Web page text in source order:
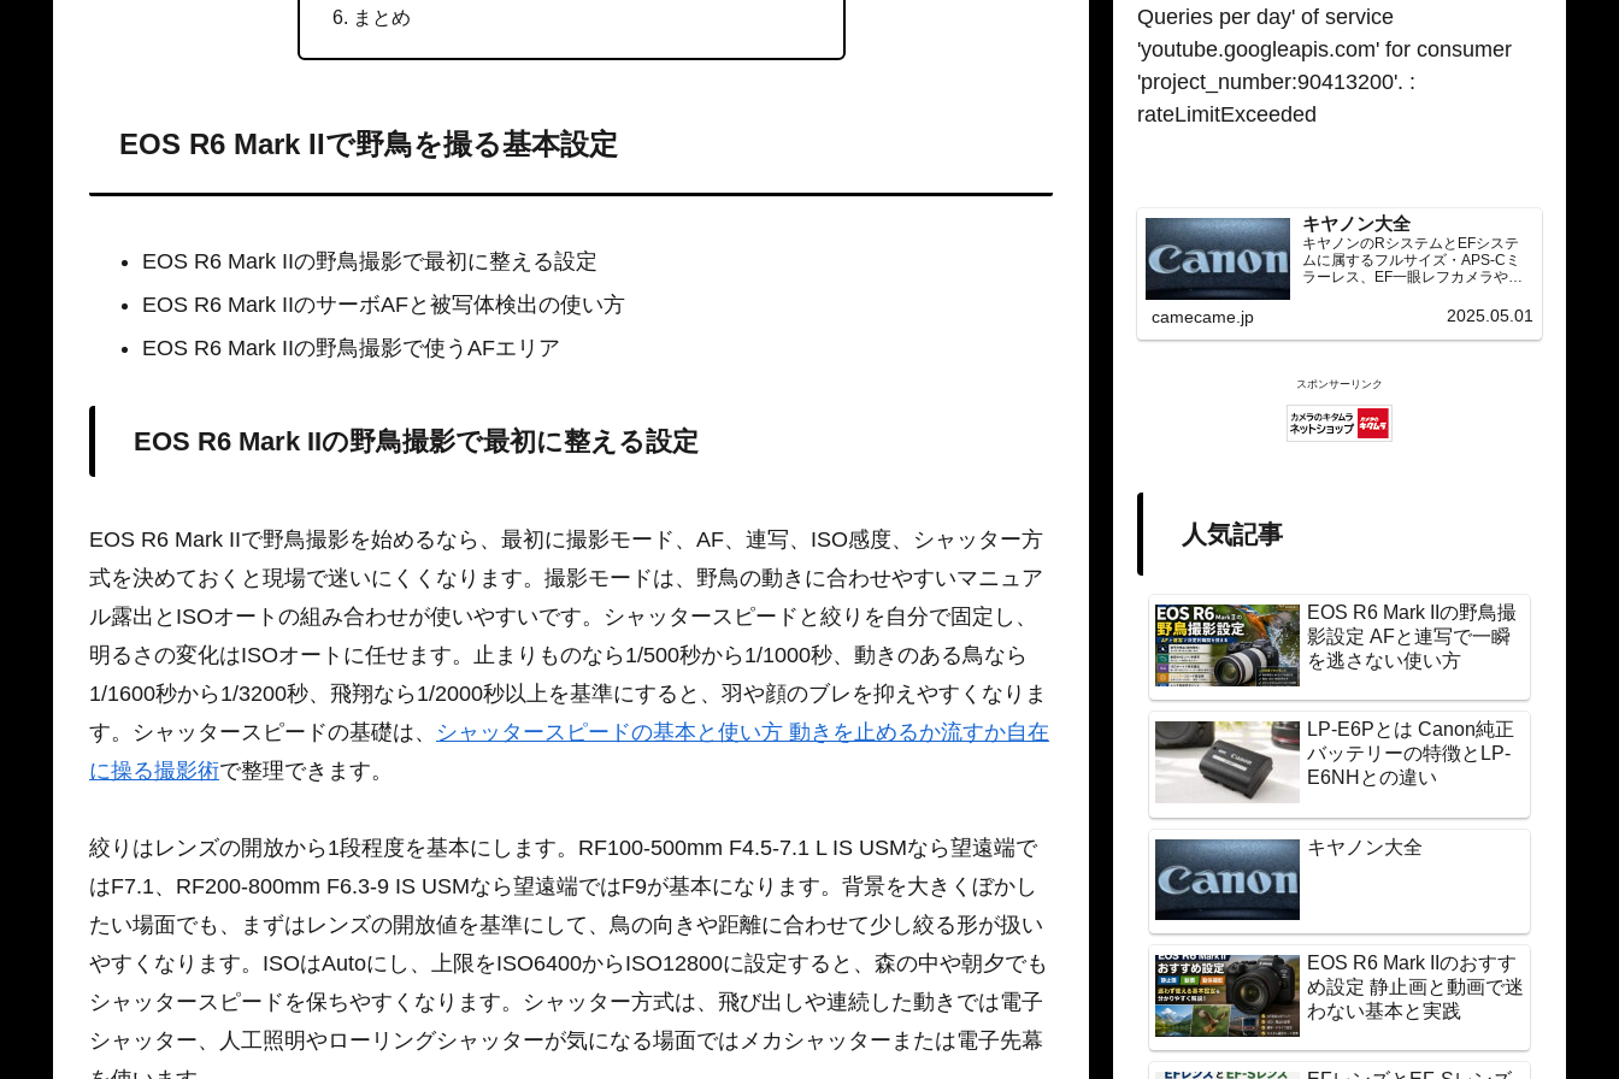
まとめ
EOS R6 Mark IIで野鳥を撮る基本設定
EOS R6 Mark IIの野鳥撮影で最初に整える設定
EOS R6 Mark IIのサーボAFと被写体検出の使い方
EOS R6 Mark IIの野鳥撮影で使うAFエリア
EOS R6 Mark IIの野鳥撮影で最初に整える設定
EOS R6 Mark IIで野鳥撮影を始めるなら、最初に撮影モード、AF、連写、ISO感度、シャッター方
式を決めておくと現場で迷いにくくなります。撮影モードは、野鳥の動きに合わせやすいマニュア
ル露出とISOオートの組み合わせが使いやすいです。シャッタースピードと絞りを自分で固定し、
明るさの変化はISOオートに任せます。止まりものなら1/500秒から1/1000秒、動きのある鳥なら
1/1600秒から1/3200秒、飛翔なら1/2000秒以上を基準にすると、羽や顔のブレを抑えやすくなりま
す。シャッタースピードの基礎は、 シャッタースピードの基本と使い方 動きを止めるか流すか自在
に操る撮影術で整理できます。
絞りはレンズの開放から1段程度を基本にします。RF100-500mm F4.5-7.1 L IS USMなら望遠端で
はF7.1、RF200-800mm F6.3-9 IS USMなら望遠端ではF9が基本になります。背景を大きくぼかし
たい場面でも、まずはレンズの開放値を基準にして、鳥の向きや距離に合わせて少し絞る形が扱い
やすくなります。ISOはAutoにし、上限をISO6400からISO12800に設定すると、森の中や朝夕でも
シャッタースピードを保ちやすくなります。シャッター方式は、飛び出しや連続した動きでは電子
シャッター、人工照明やローリングシャッターが気になる場面ではメカシャッターまたは電子先幕
Queries per day' of service
'youtube.googleapis.com' for consumer
'project_number:90413200'. :
rateLimitExceeded
キヤノン大全
キヤノンのRシステムとEFシステ
ムに属するフルサイズ・APS-Cミ
ラーレス、EF一眼レフカメラや
望遠）をカテゴリ別に網羅し、効
種の内部リンク設計で回遊性向上
camecame.jp 2025.05.01
スポンサーリンク
人気記事
EOS R6 Mark IIの野鳥撮
影設定 AFと連写で一瞬
を逃さない使い方
LP-E6Pとは Canon純正
バッテリーの特徴とLP-
E6NHとの違い
キヤノン大全
EOS R6 Mark IIのおすす
め設定 静止画と動画で迷
わない基本と実践